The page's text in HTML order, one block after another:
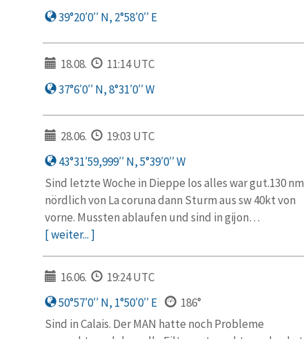
39°20′0′′ N, 2°58′0′′ E
18.08.
11:14 UTC
37°6′0′′ N, 8°31′0′′ W
28.06.
19:03 UTC
43°31′59,999′′ N, 5°39′0′′ W
Sind letzte Woche in Dieppe los alles war gut.130 nm
nördlich von La coruna dann Sturm aus sw 40kt von
vorne. Mussten ablaufen und sind in gijon…
[ weiter... ]
16.06.
19:24 UTC
50°57′0′′ N, 1°50′0′′ E
186°
Sind in Calais. Der MAN hatte noch Probleme